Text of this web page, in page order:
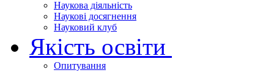
Наукова діяльність
Наукові досягнення
Науковий клуб
Якість освіти
Опитування